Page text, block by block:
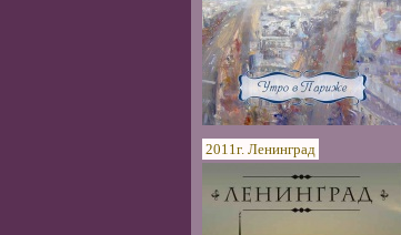
2011г. Ленинград